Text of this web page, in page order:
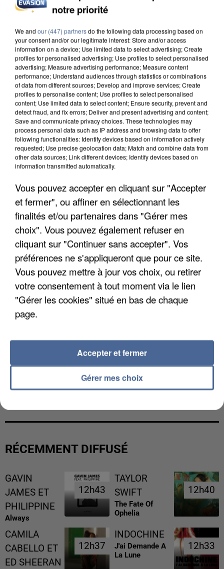
COULÉE DE BOUE EN HAUTE-SAVOIE
LES DONNÉES DE 300 000 CLIENTS DÉROBÉES À
INTERMARCHÉ APRÈS UNE...
GABRIEL ATTAL ET RAPHAËL GLUCKSMANN
RÉCEMMENT DIFFUSÉ
GAVIN
JAMES ET
PHILIPPINE
Always
12h43
12h43
TAYLOR
SWIFT
The Fate Of
Ophelia
12h40
12h40
CAMILA
CABELLO ET
ED SHEERAN
12h37
12h37
INDOCHINE
J'ai Demande A
La Lune
12h33
12h33
notre priorité
We and our (447) partnersdo the following data processing based on
your consent and/or our legitimate interest: Store and/or access
information on a device; Use limited data to select advertising; Create
profiles for personalised advertising; Use profiles to select personalised
advertising; Measure advertising performance; Measure content
performance; Understand audiences through statistics or combinations
of data from different sources; Develop and improve services; Create
profiles to personalise content; Use profiles to select personalised
content; Use limited data to select content; Ensure security, prevent and
detect fraud, and fix errors; Deliver and present advertising and content;
Save and communicate privacy choices. These technologies may
process personal data such as IP address and browsing data to offer
following functionalities: Identify devices based on information actively
requested; Use precise geolocation data; Match and combine data from
other data sources; Link different devices; Identify devices based on
information transmitted automatically.
Vous pouvez accepter en cliquant sur "Accepter
et fermer", ou affiner en sélectionnant les
finalités et/ou partenaires dans "Gérer mes
choix". Vous pouvez également refuser en
cliquant sur "Continuer sans accepter". Vos
préférences ne s'appliqueront que pour ce site.
Vous pouvez mettre à jour vos choix, ou retirer
votre consentement à tout moment via le lien
"Gérer les cookies" situé en bas de chaque
page.
Gérer mes choix
Accepter et fermer